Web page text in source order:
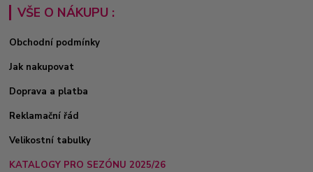
VŠE O NÁKUPU :
Obchodní podmínky
Jak nakupovat
Doprava a platba
Reklamační řád
Velikostní tabulky
KATALOGY PRO SEZÓNU 2025/26